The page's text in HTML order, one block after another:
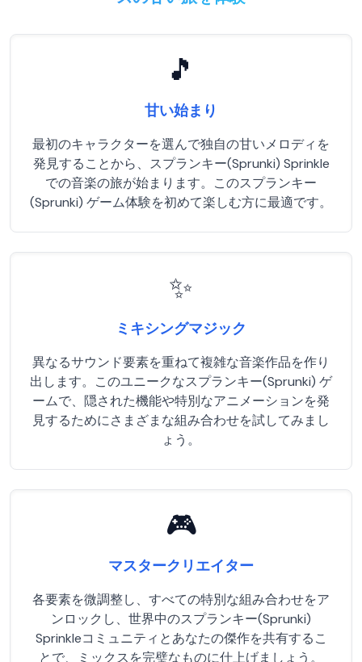
🎵
甘い始まり
最初のキャラクターを選んで独自の甘いメロディを
発見することから、スプランキー(Sprunki) Sprinkle
での音楽の旅が始まります。このスプランキー
(Sprunki) ゲーム体験を初めて楽しむ方に最適です。
✨
ミキシングマジック
異なるサウンド要素を重ねて複雑な音楽作品を作り
出します。このユニークなスプランキー(Sprunki) ゲ
ームで、隠された機能や特別なアニメーションを発
見するためにさまざまな組み合わせを試してみまし
ょう。
🎮
マスタークリエイター
各要素を微調整し、すべての特別な組み合わせをア
ンロックし、世界中のスプランキー(Sprunki)
Sprinkleコミュニティとあなたの傑作を共有するこ
とで、ミックスを完璧なものに仕上げましょう。